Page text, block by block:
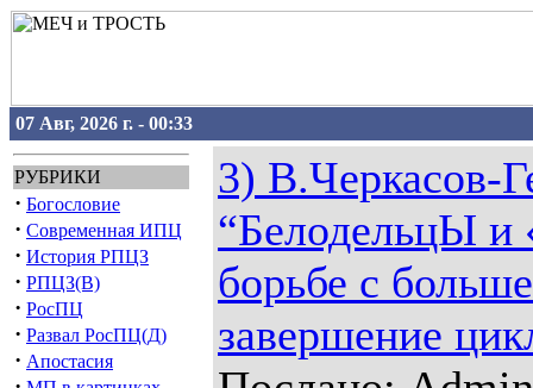
07 Авг, 2026 г. - 00:33
РУБРИКИ
· Богословие
· Современная ИПЦ
· История РПЦЗ
· РПЦЗ(В)
· РосПЦ
· Развал РосПЦ(Д)
· Апостасия
3) В.Черкасов-
“БелодельцЫ и
борьбе с
завершение